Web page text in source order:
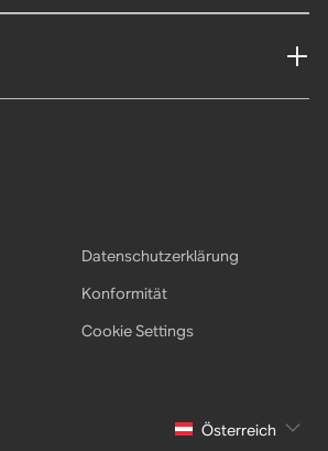
Datenschutzerklärung
Konformität
Cookie Settings
Österreich